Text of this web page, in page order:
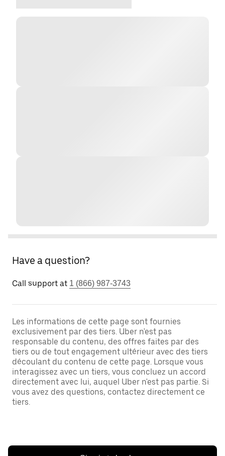
Have a question?
Call support at 1 (866) 987-3743
Les informations de cette page sont fournies
exclusivement par des tiers. Uber n'est pas
responsable du contenu, des offres faites par des
tiers ou de tout engagement ultérieur avec des tiers
découlant du contenu de cette page. Lorsque vous
interagissez avec un tiers, vous concluez un accord
directement avec lui, auquel Uber n'est pas partie. Si
vous avez des questions, contactez directement ce
tiers.